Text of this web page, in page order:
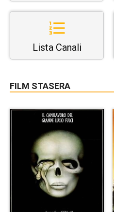
Lista Canali
FILM STASERA